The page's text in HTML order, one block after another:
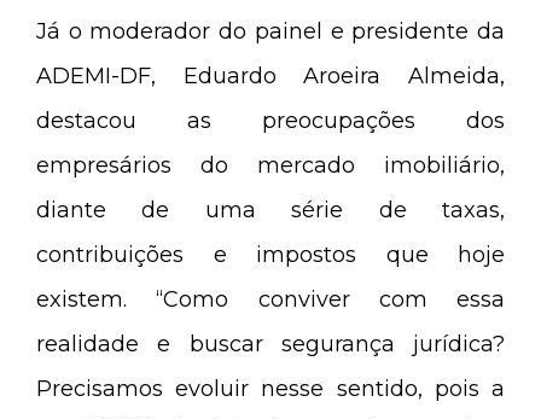
Já o moderador do painel e presidente da
ADEMI-DF, Eduardo Aroeira Almeida,
destacou as preocupações dos
empresários do mercado imobiliário,
diante de uma série de taxas,
contribuições e impostos que hoje
existem. “Como conviver com essa
realidade e buscar segurança jurídica?
Precisamos evoluir nesse sentido, pois a